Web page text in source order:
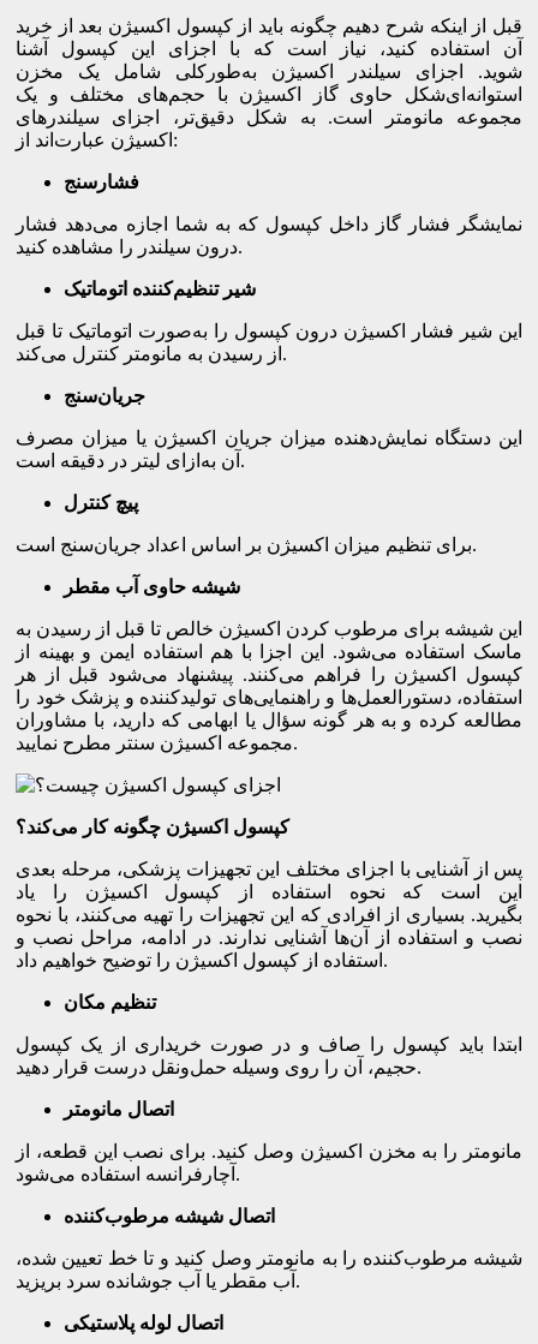
قبل از اینکه شرح دهیم چگونه باید از کپسول اکسیژن بعد از خرید
آن استفاده کنید، نیاز است که با اجزای این کپسول آشنا
شوید. اجزای سیلندر اکسیژن به‌طورکلی شامل یک مخزن
استوانه‌ای‌شکل حاوی گاز اکسیژن با حجم‌های مختلف و یک
مجموعه مانومتر است. به شکل دقیق‌تر، اجزای سیلندرهای
اکسیژن عبارت‌اند از:
فشارسنج
نمایشگر فشار گاز داخل کپسول که به شما اجازه می‌دهد فشار
درون سیلندر را مشاهده کنید.
شیر تنظیم‌کننده اتوماتیک
این شیر فشار اکسیژن درون کپسول را به‌صورت اتوماتیک تا قبل
از رسیدن به مانومتر کنترل می‌کند.
جریان‌سنج
این دستگاه نمایش‌دهنده میزان جریان اکسیژن یا میزان مصرف
آن به‌ازای لیتر در دقیقه است.
پیچ کنترل
برای تنظیم میزان اکسیژن بر اساس اعداد جریان‌سنج است.
شیشه حاوی آب مقطر
این شیشه برای مرطوب کردن اکسیژن خالص تا قبل از رسیدن به
ماسک استفاده می‌شود. این اجزا با هم استفاده ایمن و بهینه از
کپسول اکسیژن را فراهم می‌کنند. پیشنهاد می‌شود قبل از هر
استفاده، دستورالعمل‌ها و راهنمایی‌های تولید‌کننده و پزشک خود را
مطالعه کرده و به هر گونه سؤال یا ابهامی که دارید، با مشاوران
مجموعه اکسیژن سنتر مطرح نمایید.
کپسول اکسیژن چگونه کار می‌کند؟
پس از آشنایی با اجزای مختلف این تجهیزات پزشکی، مرحله بعدی
این است که نحوه استفاده از کپسول اکسیژن را یاد
بگیرید. بسیاری از افرادی که این تجهیزات را تهیه می‌کنند، با نحوه
نصب و استفاده از آن‌ها آشنایی ندارند. در ادامه، مراحل نصب و
استفاده از کپسول اکسیژن را توضیح خواهیم داد.
تنظیم مکان
ابتدا باید کپسول را صاف و در صورت خریداری از یک کپسول
حجیم، آن را روی وسیله حمل‌ونقل درست قرار دهید.
اتصال مانومتر
مانومتر را به مخزن اکسیژن وصل کنید. برای نصب این قطعه، از
آچارفرانسه استفاده می‌شود.
اتصال شیشه مرطوب‌کننده
شیشه مرطوب‌کننده را به مانومتر وصل کنید و تا خط تعیین شده،
آب مقطر یا آب جوشانده سرد بریزید.
اتصال لوله پلاستیکی